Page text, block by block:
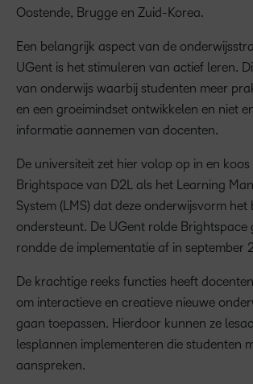
Oostende, Brugge en Zuid-Korea.
Een belangrijk aspect van de
UGent is het stimuleren van actief leren.
van onderwijs waarbij studenten meer
en een groeimindset ontwikkelen en niet
informatie aannemen van docenten.
De universiteit zet hier volop op in en
Brightspace van D2L als het Learning
System (LMS) dat deze onderwijsvorm het
ondersteunt. De UGent rolde Brightspace
rondde de implementatie af in september
De krachtige reeks functies heeft
om interactieve en creatieve nieuwe
gaan toepassen. Hierdoor kunnen ze
lesplannen implementeren die studenten
aanspreken.